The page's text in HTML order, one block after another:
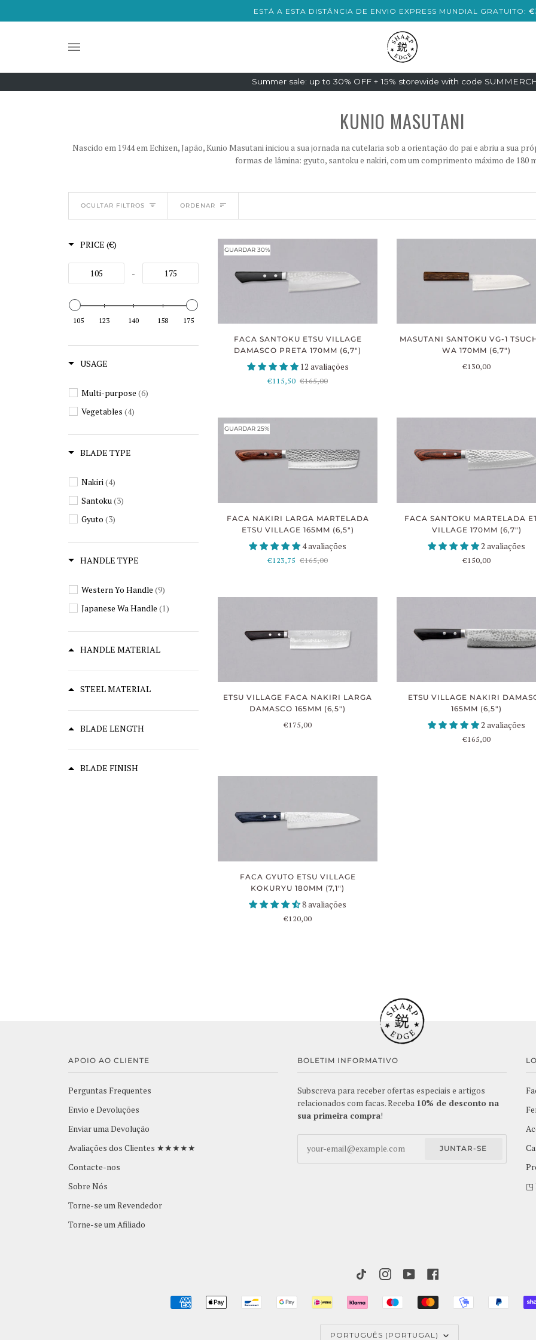
ESTÁ A ESTA DISTÂNCIA DE ENVIO EXPRESS MUNDIAL GRATUITO:
Summer sale: up to 30% OFF + 15% storewide with code
KUNIO MASUTANI
Nascido em 1944 em Echizen, Japão, Kunio Masutani iniciou a sua jornada na cutelaria sob a orientação do pai e abriu a sua
formas de lâmina: gyuto, santoku e nakiri, com um comprimento máximo de 180
OCULTAR FILTROS ORDENAR
ORDENAR
PRICE (€)
-
105 123 140 158 175
USAGE
Multi-purpose (6)
Vegetables (4)
BLADE TYPE
Nakiri (4)
Santoku (3)
Gyuto (3)
HANDLE TYPE
Western Yo Handle (9)
Japanese Wa Handle (1)
HANDLE MATERIAL
STEEL MATERIAL
BLADE LENGTH
BLADE FINISH
GUARDAR 30%
FACA SANTOKU ETSU VILLAGE
DAMASCO PRETA 170MM (6,7")
12 avaliações
€115,50 €165,00
MASUTANI SANTOKU VG-1
WA 170MM (6,7")
€130,00
GUARDAR 25%
FACA NAKIRI LARGA MARTELADA
ETSU VILLAGE 165MM (6,5")
4 avaliações
€123,75 €165,00
FACA SANTOKU MARTELADA
VILLAGE 170MM (6,7")
2 avaliações
€150,00
ETSU VILLAGE FACA NAKIRI LARGA
DAMASCO 165MM (6,5")
€175,00
ETSU VILLAGE NAKIRI
165MM (6,5")
2 avaliações
€165,00
FACA GYUTO ETSU VILLAGE
KOKURYU 180MM (7,1")
8 avaliações
€120,00
APOIO AO CLIENTE
Perguntas Frequentes
Envio e Devoluções
Enviar uma Devolução
Avaliações dos Clientes ★★★★★
Contacte-nos
Sobre Nós
Torne-se um Revendedor
Torne-se um Afiliado
BOLETIM INFORMATIVO
Subscreva para receber ofertas especiais e artigos
relacionados com facas. Receba 10% de desconto na
sua primeira compra!
JUNTAR-SE
◳
TIKTOKINSTAGRAM
YOUTUBE
AMERICANAPPLE
BANCONTACT
GOOGLE IDEAL KLARNA MAESTRO MASTER MOBILEPAY
IDIOMA
PORTUGUÊS (PORTUGAL)